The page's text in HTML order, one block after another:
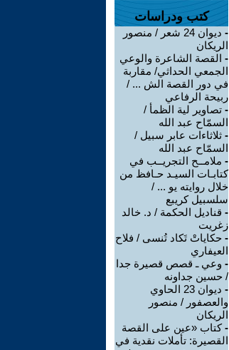
كتب ودراسات
-
ديوان 24 شعر / منصور
الريكان
- القصة الشاعرة والوعي
الجمعي الحداثي/ مقاربة
في دور القصة الش ... /
ربيحة الرفاعي
- تصاوير لية الظمأ /
السمّاح عبد الله
- ثلاثاءات عابر سبيل /
السمّاح عبد الله
- ملامــح التجريــب في
كتابـات السيـد حـافظ من
خلال روايته يو ... /
سلسبيل كريبع
- قناديل الحكمة / د. خالد
زغريت
- حكاياتْ تَكاد تُنسى / فلاح
العيفاري
- وعي ـ قصص قصيرة جدا
/ حسين جداونه
-
ديوان 23 الحاوي
والعصفور / منصور
الريكان
-كتاب «عين على القصة
القصيرة: تأملات نقدية في